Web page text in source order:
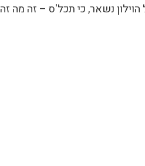
אבל הוילון נשאר, כי תכל'ס – זה מה זה